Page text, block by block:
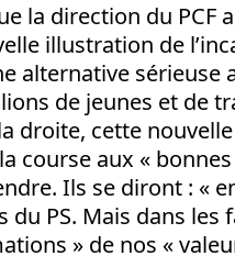
la direction du
illustration de
alternative sérieuse
de jeunes et de
droite, cette
course aux «
Ils se diront : «
du PS. Mais dans
» de nos «